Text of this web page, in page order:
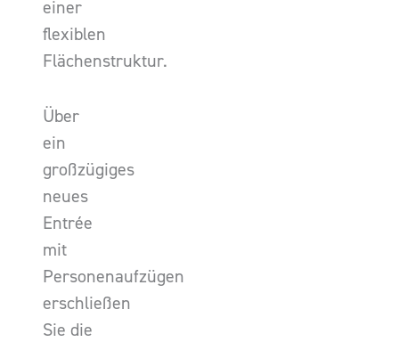
einer
flexiblen
Flächenstruktur.
Über
ein
großzügiges
neues
Entrée
mit
Personenaufzügen
erschließen
Sie die